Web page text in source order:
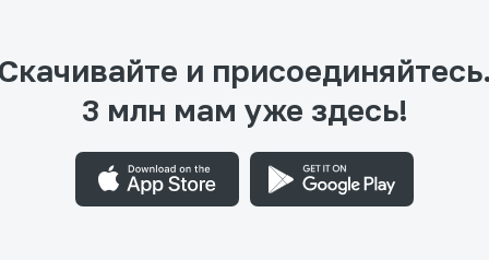
и
3 млн мам уже здесь!